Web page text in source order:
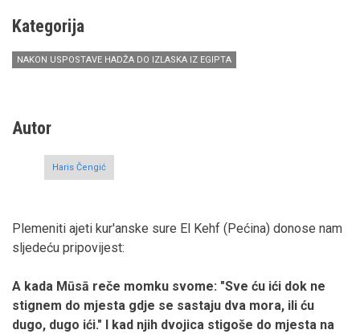
Kategorija
NAKON USPOSTAVE HADŽA DO IZLASKA IZ EGIPTA
Autor
Haris Čengić
Plemeniti ajeti kur'anske sure El Kehf (Pećina) donose nam
sljedeću pripovijest:
A kada Mūsā reče momku svome: "Sve ću ići dok ne
stignem do mjesta gdje se sastaju dva mora, ili ću
dugo, dugo ići." I kad njih dvojica stigoše do mjesta na